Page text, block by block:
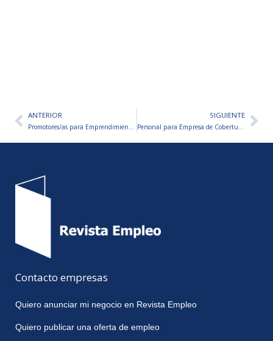
AntANTERIOR
Promotores/as para Emprendimiento de Bienestar y Estética
SIGUIENTE
Personal para Empresa de Coberturas Médicas
Contacto empresas
Quiero anunciar mi negocio en Revista Empleo
Quiero publicar una oferta de empleo